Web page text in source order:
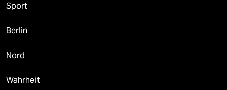
Sport
Berlin
Nord
Wahrheit